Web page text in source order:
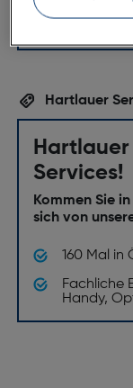
Hartlauer
Services!
Kommen Sie
sich von
160 Mal in
Fachliche
Handy,